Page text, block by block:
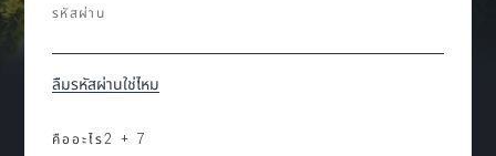
รหัสผ่าน
ลืมรหัสผ่านใช่ไหม
คืออะไร2 + 7